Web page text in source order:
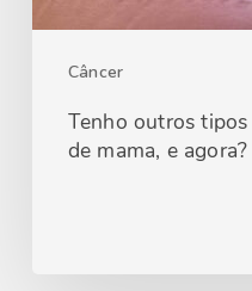
Câncer
Tenho outros
de mama, e agora?